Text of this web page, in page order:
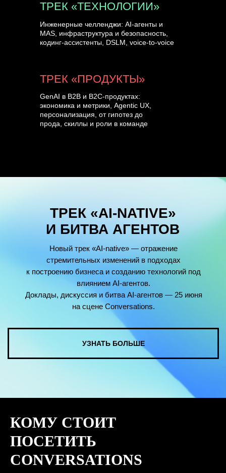
ТРЕК «ПРОДУКТЫ»
GenAI в B2B и B2C-продуктах:
экономика и метрики, Agentic UX,
персонализация, от гипотез до
прода, скиллы и роли в команде
Инженерные челленджи: AI-агенты и
MAS, инфраструктура и безопасность,
кодинг-ассистенты, DSLM, voice-to-voice
ТРЕК «ТЕХНОЛОГИИ»
КОМУ СТОИТ
ПОСЕТИТЬ
CONVERSATIONS